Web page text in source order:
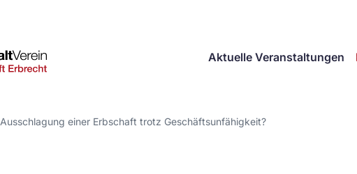
Deutscher
Verein
Aktuelle Veranstaltungen
Ausschlagung einer Erbschaft trotz Geschäftsunfähigkeit?